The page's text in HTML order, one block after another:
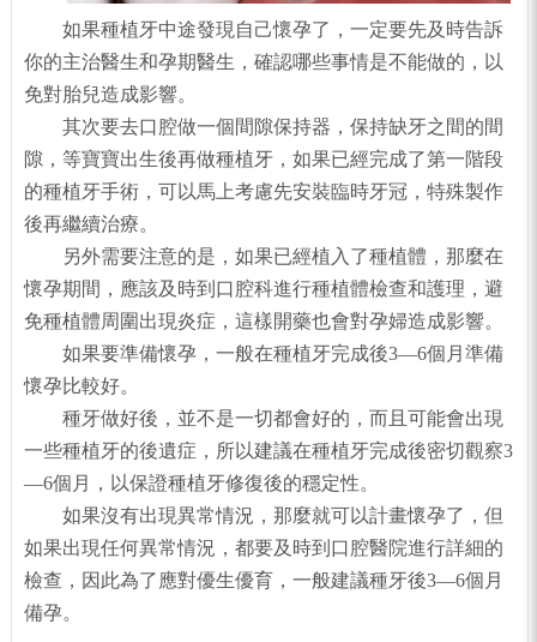
如果種植牙中途發現自己懷孕了，一定要先及時告訴
你的主治醫生和孕期醫生，確認哪些事情是不能做的，以
免對胎兒造成影響。
其次要去口腔做一個間隙保持器，保持缺牙之間的間
隙，等寶寶出生後再做種植牙，如果已經完成了第一階段
的種植牙手術，可以馬上考慮先安裝臨時牙冠，特殊製作
後再繼續治療。
另外需要注意的是，如果已經植入了種植體，那麼在
懷孕期間，應該及時到口腔科進行種植體檢查和護理，避
免種植體周圍出現炎症，這樣開藥也會對孕婦造成影響。
如果要準備懷孕，一般在種植牙完成後3—6個月準備
懷孕比較好。
種牙做好後，並不是一切都會好的，而且可能會出現
一些種植牙的後遺症，所以建議在種植牙完成後密切觀察3
—6個月，以保證種植牙修復後的穩定性。
如果沒有出現異常情況，那麼就可以計畫懷孕了，但
如果出現任何異常情況，都要及時到口腔醫院進行詳細的
檢查，因此為了應對優生優育，一般建議種牙後3—6個月
備孕。